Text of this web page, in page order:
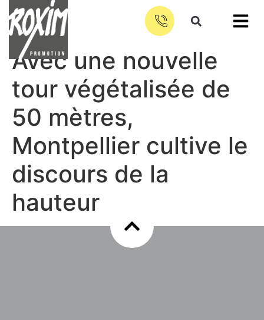
Avec une nouvelle
tour végétalisée de
50 mètres,
Montpellier cultive le
discours de la
hauteur